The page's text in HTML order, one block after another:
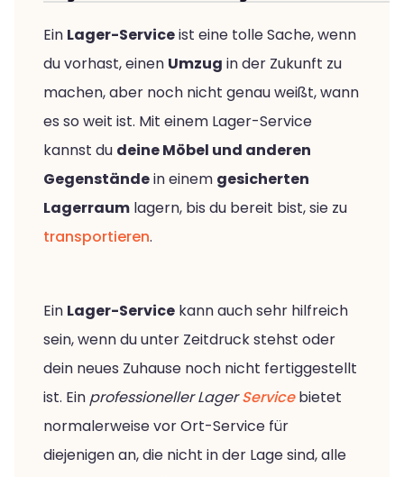
Ein Lager-Serviceist eine tolle Sache, wenn
du vorhast, einen Umzug in der Zukunft zu
machen, aber noch nicht genau weißt, wann
es so weit ist. Mit einem Lager-Service
kannst du deine Möbel und anderen
Gegenständein einem gesicherten
Lagerraum lagern, bis du bereit bist, sie zu
transportieren.
Ein Lager-Service kann auch sehr hilfreich
sein, wenn du unter Zeitdruck stehst oder
dein neues Zuhause noch nicht fertiggestellt
ist. Ein professioneller LagerServicebietet
normalerweise vor Ort-Service für
diejenigen an, die nicht in der Lage sind, alle